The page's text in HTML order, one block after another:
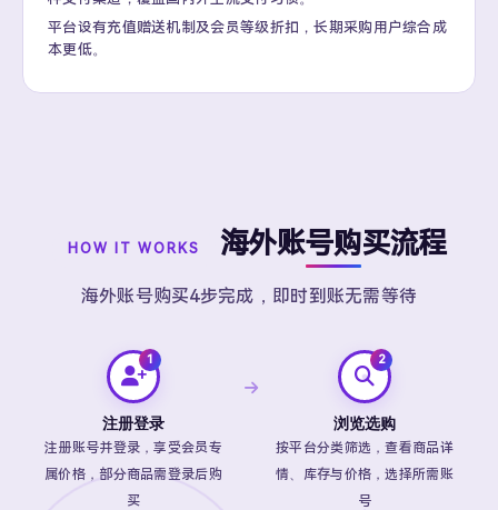
平台设有充值赠送机制及会员等级折扣，长期采购用户综合成
本更低。
HOW IT WORKS 海外账号购买流程
海外账号购买4步完成，即时到账无需等待
注册登录
注册账号并登录，享受会员专
属价格，部分商品需登录后购
买
浏览选购
按平台分类筛选，查看商品详
情、库存与价格，选择所需账
号